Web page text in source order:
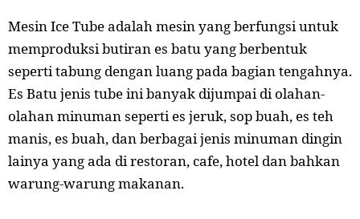
Mesin Ice Tube adalah mesin yang berfungsi untuk
memproduksi butiran es batu yang berbentuk
seperti tabung dengan luang pada bagian tengahnya.
Es Batu jenis tube ini banyak dijumpai di olahan-
olahan minuman seperti es jeruk, sop buah, es teh
manis, es buah, dan berbagai jenis minuman dingin
lainya yang ada di restoran, cafe, hotel dan bahkan
warung-warung makanan.